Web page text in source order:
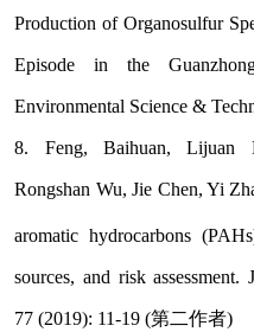
Production of Organosulfur
Episode in the
Environmental Science &
8. Feng, Baihuan, Lijuan
Rongshan Wu, Jie Chen, Yi
aromatic hydrocarbons
sources, and risk
77 (2019): 11-19 (第二作者)